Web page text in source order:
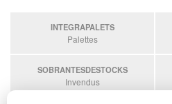
INTEGRAPALETS
Palettes
SOBRANTESDESTOCKS
Invendus